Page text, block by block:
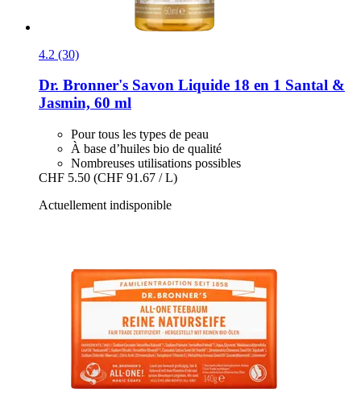
4.2 (30)
Dr. Bronner's Savon Liquide 18 en 1 Santal &
Jasmin, 60 ml
Pour tous les types de peau
À base d’huiles bio de qualité
Nombreuses utilisations possibles
CHF 5.50 (CHF 91.67 / L)
Actuellement indisponible